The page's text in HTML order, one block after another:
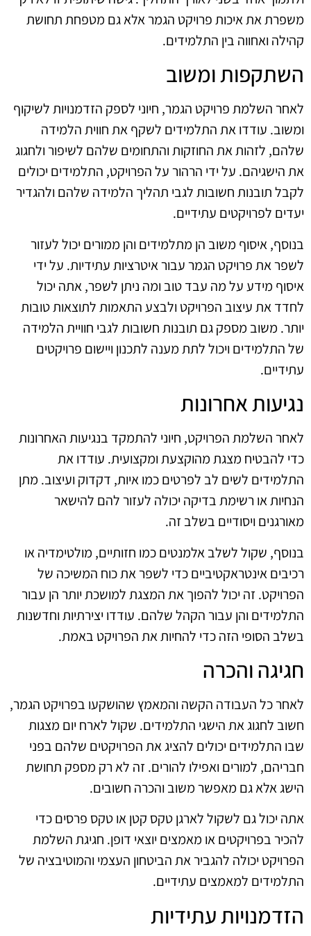
משפרת את איכות פרויקט הגמר אלא גם מטפחת תחושת
קהילה ואחווה בין התלמידים.
השתקפות ומשוב
לאחר השלמת פרויקט הגמר, חיוני לספק הזדמנויות לשיקוף
ומשוב. עודדו את התלמידים לשקף את חווית הלמידה
שלהם, לזהות את החוזקות והתחומים שלהם לשיפור ולחגוג
את הישגיהם. על ידי הרהור על הפרויקט, התלמידים יכולים
לקבל תובנות חשובות לגבי תהליך הלמידה שלהם ולהגדיר
יעדים לפרויקטים עתידיים.
בנוסף, איסוף משוב הן מתלמידים והן ממורים יכול לעזור
לשפר את פרויקט הגמר עבור איטרציות עתידיות. על ידי
איסוף מידע על מה עבד טוב ומה ניתן לשפר, אתה יכול
לחדד את עיצוב הפרויקט ולבצע התאמות לתוצאות טובות
יותר. משוב מספק גם תובנות חשובות לגבי חוויית הלמידה
של התלמידים ויכול לתת מענה לתכנון ויישום פרויקטים
עתידיים.
נגיעות אחרונות
לאחר השלמת הפרויקט, חיוני להתמקד בנגיעות האחרונות
כדי להבטיח מצגת מהוקצעת ומקצועית. עודדו את
התלמידים לשים לב לפרטים כמו איות, דקדוק ועיצוב. מתן
הנחיות או רשימת בדיקה יכולה לעזור להם להישאר
מאורגנים ויסודיים בשלב זה.
בנוסף, שקול לשלב אלמנטים כמו חזותיים, מולטימדיה או
רכיבים אינטראקטיביים כדי לשפר את כוח המשיכה של
הפרויקט. זה יכול להפוך את המצגת למושכת יותר הן עבור
התלמידים והן עבור הקהל שלהם. עודדו יצירתיות וחדשנות
בשלב הסופי הזה כדי להחיות את הפרויקט באמת.
חגיגה והכרה
לאחר כל העבודה הקשה והמאמץ שהושקעו בפרויקט הגמר,
חשוב לחגוג את הישגי התלמידים. שקול לארח יום מצגות
שבו התלמידים יכולים להציג את הפרויקטים שלהם בפני
חבריהם, למורים ואפילו להורים. זה לא רק מספק תחושת
הישג אלא גם מאפשר משוב והכרה חשובים.
אתה יכול גם לשקול לארגן טקס קטן או טקס פרסים כדי
להכיר בפרויקטים או מאמצים יוצאי דופן. חגיגת השלמת
הפרויקט יכולה להגביר את הביטחון העצמי והמוטיבציה של
התלמידים למאמצים עתידיים.
הזדמנויות עתידיות